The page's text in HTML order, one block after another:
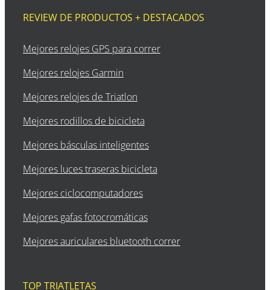
REVIEW DE PRODUCTOS + DESTACADOS
Mejores relojes GPS para correr
Mejores relojes Garmin
Mejores relojes de Triatlon
Mejores rodillos de bicicleta
Mejores básculas inteligentes
Mejores luces traseras bicicleta
Mejores ciclocomputadores
Mejores gafas fotocromáticas
Mejores auriculares bluetooth correr
TOP TRIATLETAS